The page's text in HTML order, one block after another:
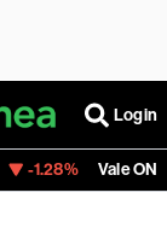
Login
Vale ON 76.31